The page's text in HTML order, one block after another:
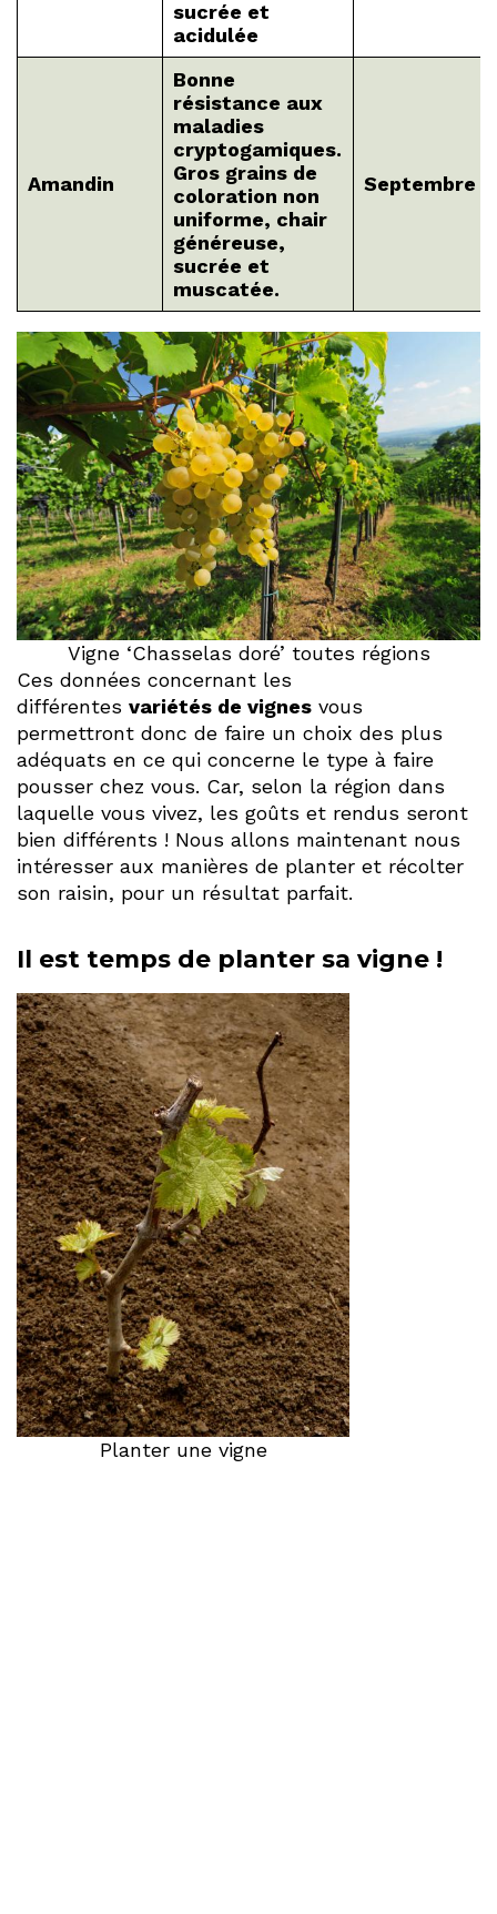
sucrée et
acidulée
Amandin
Bonne
résistance aux
maladies
cryptogamiques.
Gros grains de
coloration non
uniforme, chair
généreuse,
sucrée et
muscatée.
Septembre
Vigne ‘Chasselas doré’ toutes régions
Ces données concernant les
différentes variétés de vignes vous
permettront donc de faire un choix des plus
adéquats en ce qui concerne le type à faire
pousser chez vous. Car, selon la région dans
laquelle vous vivez, les goûts et rendus seront
bien différents ! Nous allons maintenant nous
intéresser aux manières de planter et récolter
son raisin, pour un résultat parfait.
Il est temps de planter sa vigne !
Planter une vigne